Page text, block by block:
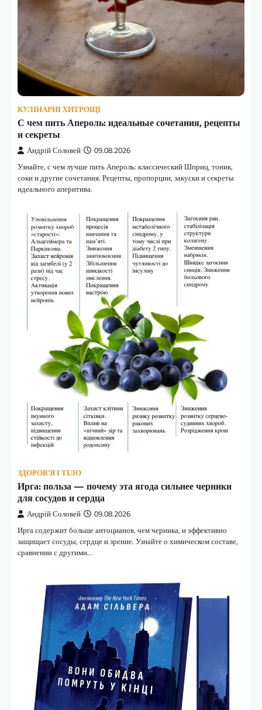
КУЛІНАРНІ ХИТРОЩІ
С чем пить Апероль: идеальные сочетания, рецепты
и секреты
Андрій Соловей 09.08.2026
Узнайте, с чем лучше пить Апероль: классический Шприц, тоник,
соки и другие сочетания. Рецепты, пропорции, закуски и секреты
идеального аперитива.
ЗДОРОВ'Я І ТІЛО
Ирга: польза — почему эта ягода сильнее черники
для сосудов и сердца
Андрій Соловей 09.08.2026
Ирга содержит больше антоцианов, чем черника, и эффективно
защищает сосуды, сердце и зрение. Узнайте о химическом составе,
сравнении с другими…